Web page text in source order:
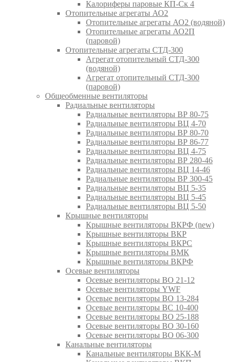
Калориферы паровые КП-Ск 4
Отопительные агрегаты АО2
Отопительные агрегаты АО2 (водяной)
Отопительные агрегаты АО2П
(паровой)
Отопительные агрегаты СТД-300
Агрегат отопительный СТД-300
(водяной)
Агрегат отопительный СТД-300
(паровой)
Общеобменные вентиляторы
Радиальные вентиляторы
Радиальные вентиляторы ВР 80-75
Радиальные вентиляторы ВЦ 4-70
Радиальные вентиляторы ВР 80-70
Радиальные вентиляторы ВР 86-77
Радиальные вентиляторы ВЦ 4-75
Радиальные вентиляторы ВР 280-46
Радиальные вентиляторы ВЦ 14-46
Радиальные вентиляторы ВР 300-45
Радиальные вентиляторы ВЦ 5-35
Радиальные вентиляторы ВЦ 5-45
Радиальные вентиляторы ВЦ 5-50
Крышные вентиляторы
Крышные вентиляторы ВКРФ (new)
Крышные вентиляторы ВКР
Крышные вентиляторы ВКРС
Крышные вентиляторы ВМК
Крышные вентиляторы ВКРФ
Осевые вентиляторы
Осевые вентиляторы ВО 21-12
Осевые вентиляторы YWF
Осевые вентиляторы ВО 13-284
Осевые вентиляторы ВС 10-400
Осевые вентиляторы ВО 25-188
Осевые вентиляторы ВО 30-160
Осевые вентиляторы ВО 06-300
Канальные вентиляторы
Канальные вентиляторы ВКК-М